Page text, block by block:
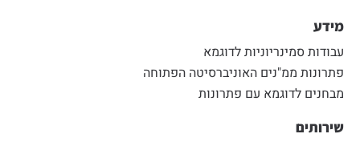
מידע
עבודות סמינריוניות לדוגמא
פתרונות ממ"נים האוניברסיטה הפתוחה
מבחנים לדוגמא עם פתרונות
שירותים